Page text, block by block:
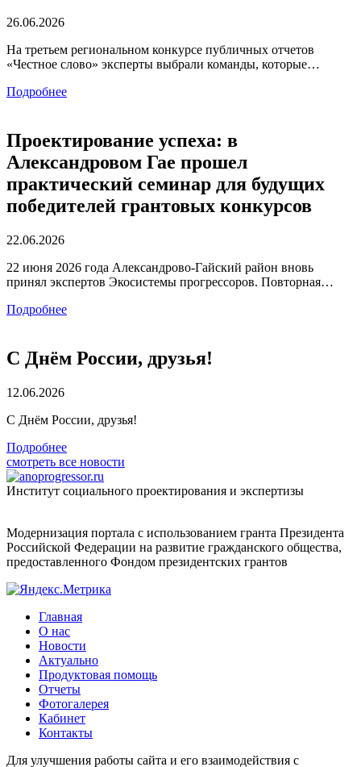
26.06.2026
На третьем региональном конкурсе публичных отчетов
«Честное слово» эксперты выбрали команды, которые…
Подробнее
Проектирование успеха: в
Александровом Гае прошел
практический семинар для будущих
победителей грантовых конкурсов
22.06.2026
22 июня 2026 года Александрово-Гайский район вновь
принял экспертов Экосистемы прогрессоров. Повторная…
Подробнее
С Днём России, друзья!
12.06.2026
С Днём России, друзья!
Подробнее
смотреть все новости
Институт социального проектирования и экспертизы
Модернизация портала с использованием гранта Президента
Российской Федерации на развитие гражданского общества,
предоставленного Фондом президентских грантов
Главная
О нас
Новости
Актуально
Продуктовая помощь
Отчеты
Фотогалерея
Кабинет
Контакты
Для улучшения работы сайта и его взаимодействия с